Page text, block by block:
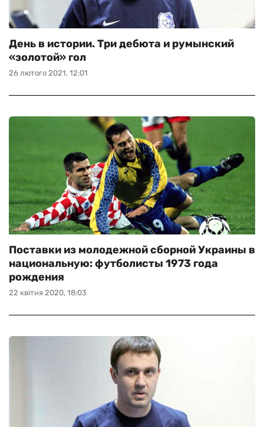
26 лютого 2021, 12:01
День в истории. Три дебюта и румынский
«золотой» гол
22 квітня 2020, 18:03
Поставки из молодежной сборной Украины в
национальную: футболисты 1973 года
рождения